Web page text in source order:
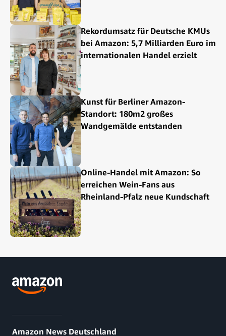
Rekordumsatz für Deutsche KMUs
bei Amazon: 5,7 Milliarden Euro im
internationalen Handel erzielt
Kunst für Berliner Amazon-
Standort: 180m2 großes
Wandgemälde entstanden
Online-Handel mit Amazon: So
erreichen Wein-Fans aus
Rheinland-Pfalz neue Kundschaft
Amazon News Deutschland